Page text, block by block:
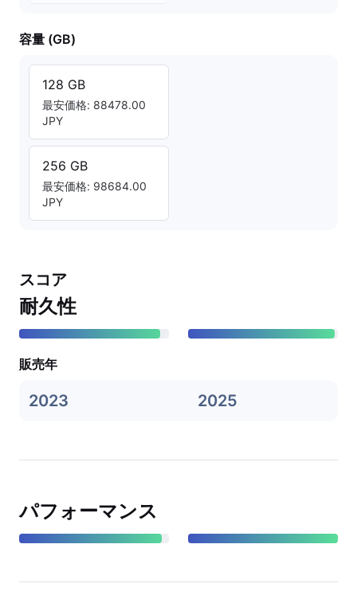
容量 (GB)
128 GB
最安価格: 88478.00
JPY
256 GB
最安価格: 98684.00
JPY
スコア
耐久性
販売年
2023 2025
パフォーマンス